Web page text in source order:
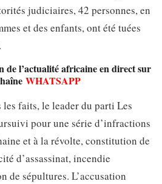
judiciaires, 42 personnes, en
et des enfants, ont été tuées
de l’actualité africaine en direct sur
WHATSAPP
faits, le leader du parti Les
pour une série d’infractions
et à la révolte, constitution de
d’assassinat, incendie
de sépultures. L’accusation